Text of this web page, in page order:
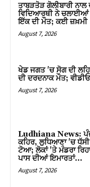
ਤਾਬੜਤੋੜ ਗੋਲੀਬਾਰੀ
ਵਿਦਿਆਰਥੀ ਨੇ ਚਲਾਈਆਂ
ਇੱਕ ਦੀ ਮੌਤ; ਕਈ ਜ਼ਖ਼ਮੀ
August 7, 2026
ਖੇਡ ਜਗਤ 'ਚ ਸੋਗ ਦੀ
ਦੀ ਦਰਦਨਾਕ ਮੌਤ;
August 7, 2026
Ludhiana News:
ਕਹਿਰ, ਲੁਧਿਆਣਾ 'ਚ
ਟੋਆ; ਲੋਕਾਂ 'ਤੇ ਮੰਡਰਾ
ਪਾਸ ਦੀਆਂ ਇਮਾਰਤਾਂ…
August 7, 2026